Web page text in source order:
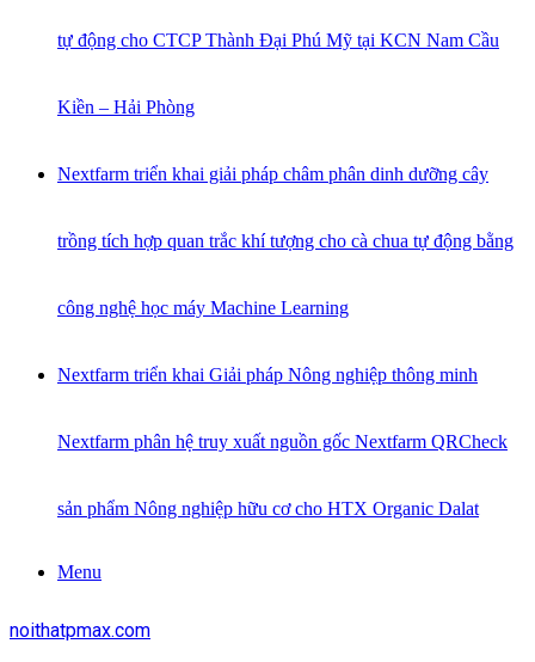
tự động cho CTCP Thành Đại Phú Mỹ tại KCN Nam Cầu
Kiền – Hải Phòng
Nextfarm triển khai giải pháp châm phân dinh dưỡng cây
trồng tích hợp quan trắc khí tượng cho cà chua tự động bằng
công nghệ học máy Machine Learning
Nextfarm triển khai Giải pháp Nông nghiệp thông minh
Nextfarm phân hệ truy xuất nguồn gốc Nextfarm QRCheck
sản phẩm Nông nghiệp hữu cơ cho HTX Organic Dalat
Menu
noithatpmax.com